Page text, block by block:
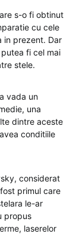
s-o fi obtinut
cu cele
in prezent. Dar
fi cel mai
stele.
vada un
una
dintre aceste
conditiile
considerat
primul care
le-ar
propus
laserelor